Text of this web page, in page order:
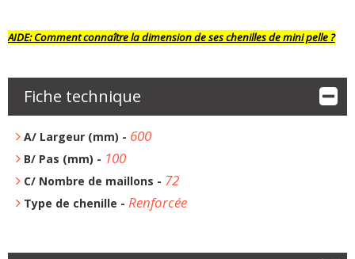
AIDE:Comment connaître la dimension de ses chenilles de mini pelle ?
Fiche technique
A/ Largeur (mm) - 600
B/ Pas (mm) - 100
C/ Nombre de maillons - 72
Type de chenille - Renforcée